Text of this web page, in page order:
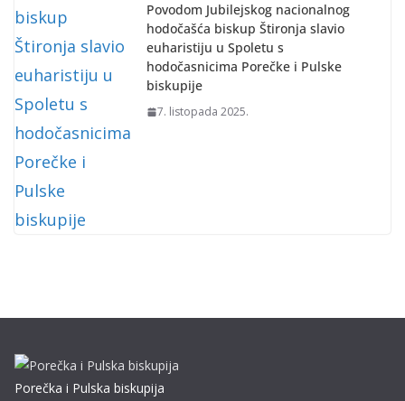
Povodom Jubilejskog nacionalnog
hodočašća biskup Štironja slavio
euharistiju u Spoletu s
hodočasnicima Porečke i Pulske
biskupije
7. listopada 2025.
Porečka i Pulska biskupija